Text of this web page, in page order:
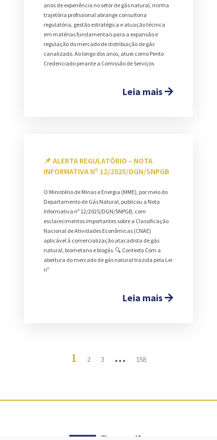
anos de experiência no setor de gás natural, minha
trajetória profissional abrange consultoria
regulatória, gestão estratégica e atuação técnica
em matérias fundamentais para a expansão e
regulação do mercado de distribuição de gás
canalizado. Ao longo dos anos, atuei como Perito
Credenciado perante a Comissão de Serviços
Leia mais
📌 ALERTA REGULATÓRIO – NOTA
INFORMATIVA Nº 12/2025/DGN/SNPGB
O Ministério de Minas e Energia (MME), por meio do
Departamento de Gás Natural, publicou a Nota
Informativa nº 12/2025/DGN/SNPGB, com
esclarecimentos importantes sobre a Classificação
Nacional de Atividades Econômicas (CNAE)
aplicável à comercialização atacadista de gás
natural, biometano e biogás. 🔍 Contexto Com a
abertura do mercado de gás natural trazida pela Lei
nº
Leia mais
1 2 3 … 158